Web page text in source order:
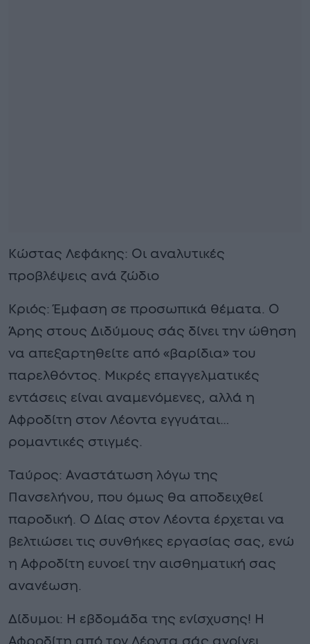
Κώστας Λεφάκης: Οι αναλυτικές
προβλέψεις ανά ζώδιο
Κριός: Έμφαση σε προσωπικά θέματα. Ο
Άρης στους Διδύμους σάς δίνει την ώθηση
να απεξαρτηθείτε από «βαρίδια» του
παρελθόντος. Μικρές επαγγελματικές
εντάσεις είναι αναμενόμενες, αλλά η
Αφροδίτη στον Λέοντα εγγυάται…
ρομαντικές στιγμές.
Ταύρος: Αναστάτωση λόγω της
Πανσελήνου, που όμως θα αποδειχθεί
παροδική. Ο Δίας στον Λέοντα έρχεται να
βελτιώσει τις συνθήκες εργασίας σας, ενώ
η Αφροδίτη ευνοεί την αισθηματική σας
ανανέωση.
Δίδυμοι: Η εβδομάδα της ενίσχυσης! Η